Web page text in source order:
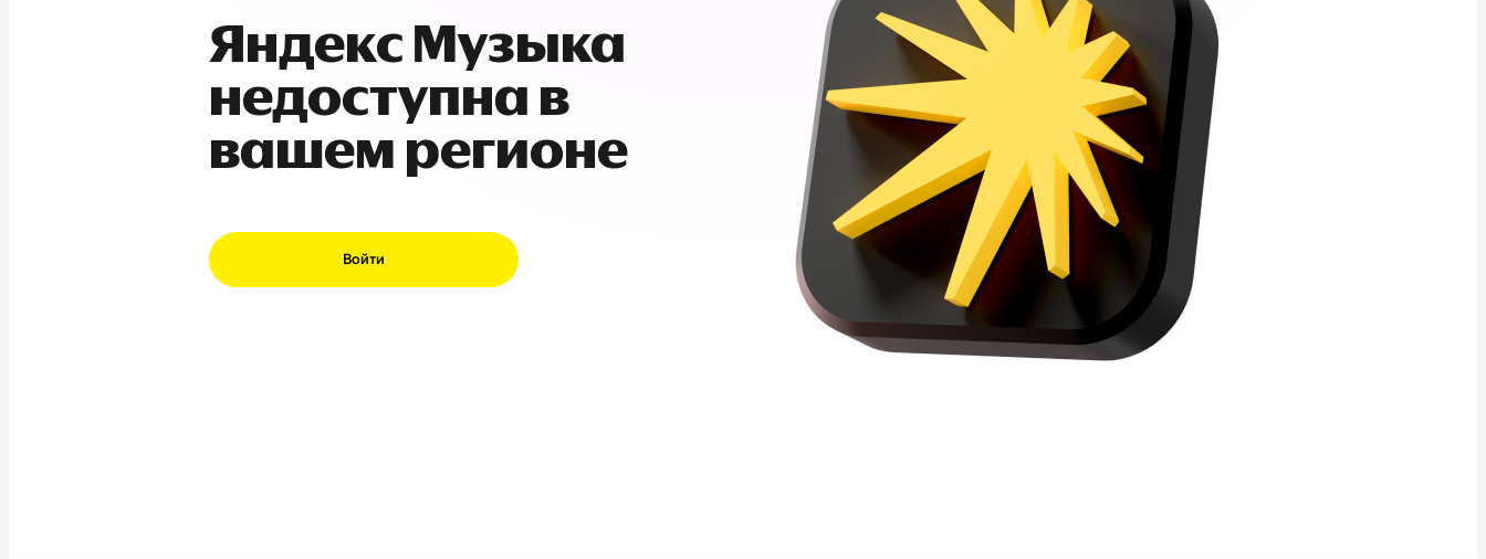
Яндекс Музыка
недоступна в
вашем регионе
Войти